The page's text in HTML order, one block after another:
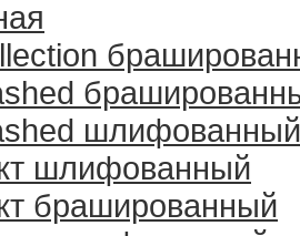
шлифованный
шлифованный
брашированный